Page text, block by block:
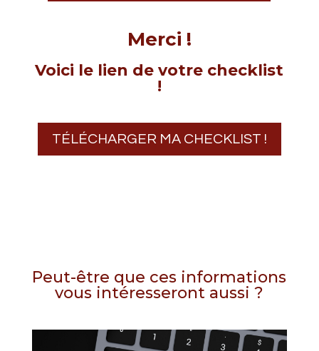
Merci !
Voici le lien de votre checklist
!
TÉLÉCHARGER MA CHECKLIST !
Peut-être que ces informations
vous intéresseront aussi ?